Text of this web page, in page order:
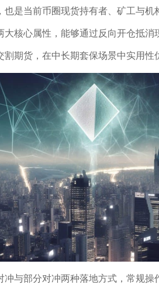
也是当前币圈现货持有者、矿工与机
核心属性，能够通过反向开仓抵
期货，在中长期套保场景中实用性
冲与部分对冲两种落地方式，常规